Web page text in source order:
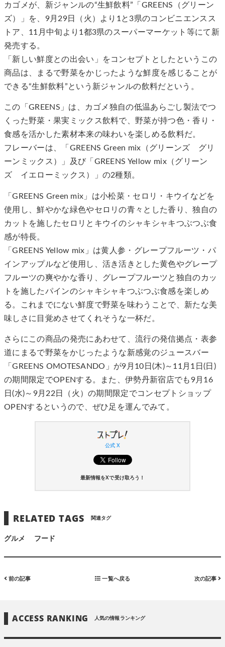
カゴメが、新ジャンルの“生鮮飲料”「GREENS（グリーン
ズ）」を、9月29日（火）より1と3県のコンビニエンスス
トア、11月中旬より1都3県のスーパーマーケット等にて新
発売する。
「新しい鮮度との出会い」をコンセプトとしたというこの
商品は、まるで野菜をかじったような鮮度を感じることが
できる“生鮮飲料”という新ジャンルの飲料だという。
この「GREENS」は、カゴメ独自の低温あらごし製法でつ
くった野菜・果実ミックス飲料で、野菜が持つ色・香り・
食感を活かした素材本来の味わいを楽しめる飲料だ。
フレーバーは、「GREENS Green mix（グリーンズ グリ
ーンミックス）」及び「GREENS Yellow mix（グリーン
ズ イエローミックス）」の2種類。
「GREENS Green mix」は小松菜・セロリ・キウイなどを
使用し、鮮やかな緑色やセロリの青々とした香り、独自の
カットを施したセロリとキウイのシャキシャキつぶつぶ食
感が特長。
「GREENS Yellow mix」は黄人参・グレープフルーツ・パ
インアップルなど使用し、活き活きとした黄色やグレープ
フルーツの爽やかな香り、グレープフルーツと独自のカッ
トを施したパインのシャキシャキつぶつぶ食感を楽しめ
る。これまでにない鮮度で野菜を味わうことで、新たな美
味しさに目覚めさせてくれそうな一杯だ。
さらにこの商品の発売にあわせて、流行の発信拠点・表参
道にまるで野菜をかじったような新感覚のジュースバー
「GREENS OMOTESANDO」が9月10日(木)～11月1日(日)
の期間限定でOPENする。また、伊勢丹新宿店でも9月16
日(水)～9月22日（火）の期間限定でコンセプトショップ
OPENするというので、ぜひ足を運んでみて。
公式 X
最新情報をXで受け取ろう！
RELATED TAGS 関連タグ
グルメ フード
前の記事 一覧へ戻る 次の記事
ACCESS RANKING 人気の情報ランキング